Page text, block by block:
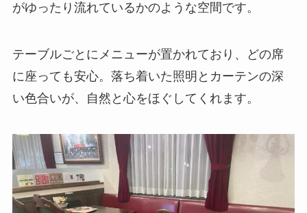
がゆったり流れているかのような空間です。
テーブルごとにメニューが置かれており、どの席
に座っても安心。落ち着いた照明とカーテンの深
い色合いが、自然と心をほぐしてくれます。